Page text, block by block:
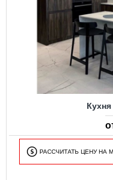
РАССЧИТАТЬ ЦЕНУ НА